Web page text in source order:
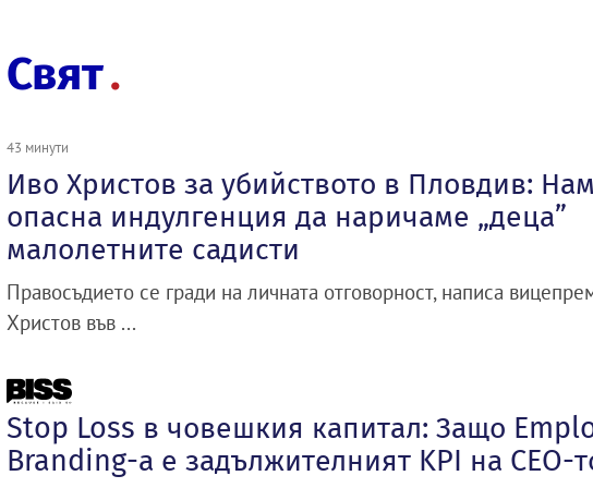
Свят
43 минути
Иво Христов за убийството в Пловдив:
опасна индулгенция да наричаме „деца”
малолетните садисти
Правосъдието се гради на личната отговорност, написа
Христов във ...
Stop Loss в човешкия капитал: Защо
Branding-а е задължителният KPI на CEO-